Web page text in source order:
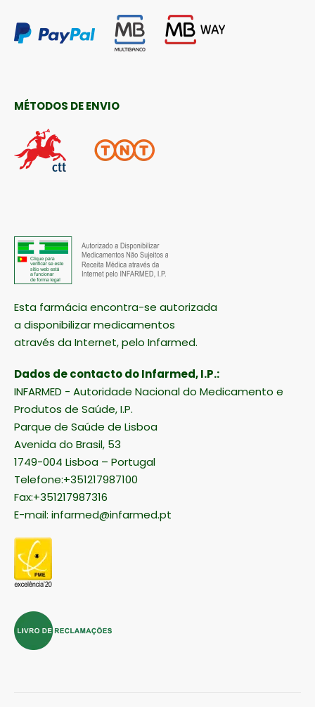
MÉTODOS DE ENVIO
Esta farmácia encontra-se autorizada
a disponibilizar medicamentos
através da Internet, pelo Infarmed.
Dados de contacto do Infarmed, I.P.:
INFARMED - Autoridade Nacional do Medicamento e
Produtos de Saúde, I.P.
Parque de Saúde de Lisboa
Avenida do Brasil, 53
1749-004 Lisboa – Portugal
Telefone:+351217987100
Fax:+351217987316
E-mail: infarmed@infarmed.pt